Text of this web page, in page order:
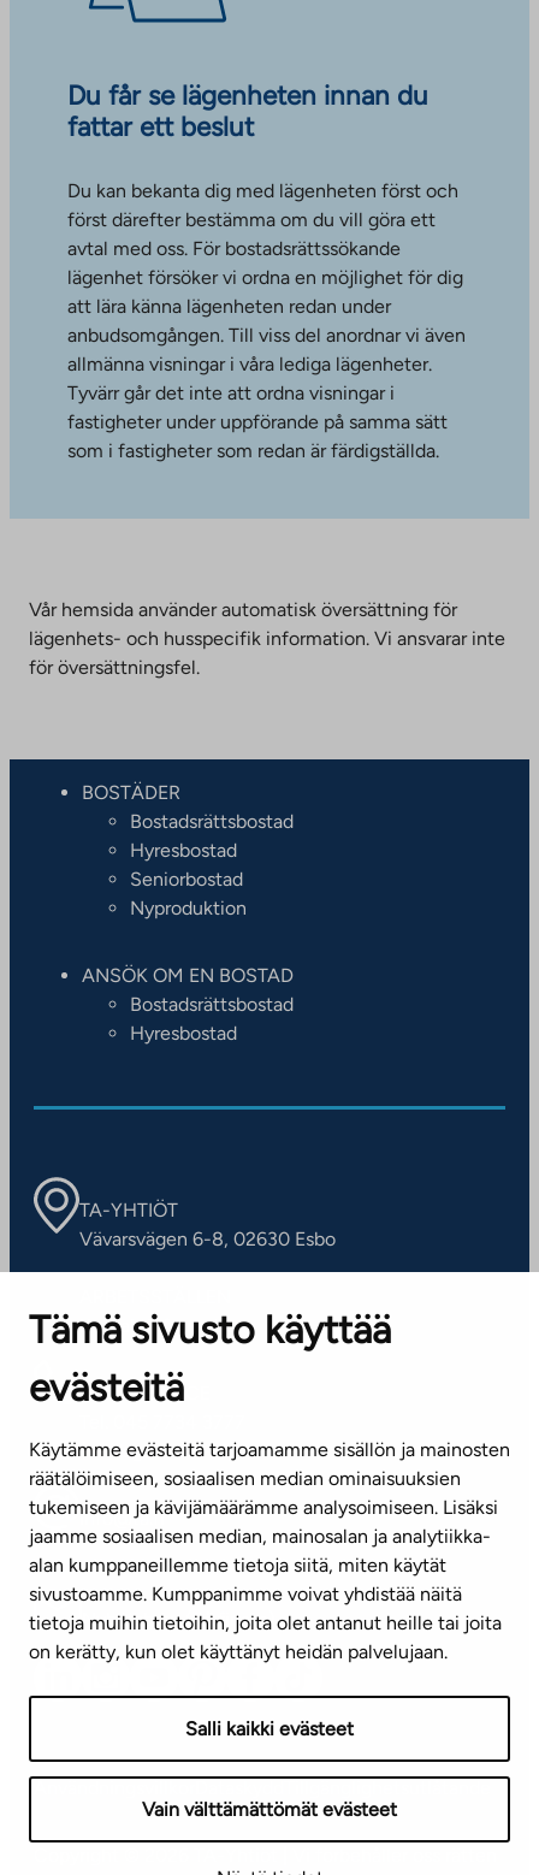
Tämä sivusto käyttää
evästeitä
Käytämme evästeitä tarjoamamme sisällön ja mainosten
räätälöimiseen, sosiaalisen median ominaisuuksien
tukemiseen ja kävijämäärämme analysoimiseen. Lisäksi
jaamme sosiaalisen median, mainosalan ja analytiikka-
alan kumppaneillemme tietoja siitä, miten käytät
sivustoamme. Kumppanimme voivat yhdistää näitä
tietoja muihin tietoihin, joita olet antanut heille tai joita
on kerätty, kun olet käyttänyt heidän palvelujaan.
Salli kaikki evästeet
Vain välttämättömät evästeet
Du får se lägenheten innan du
fattar ett beslut
Du kan bekanta dig med lägenheten först och
först därefter bestämma om du vill göra ett
avtal med oss. För bostadsrättssökande
lägenhet försöker vi ordna en möjlighet för dig
att lära känna lägenheten redan under
anbudsomgången. Till viss del anordnar vi även
allmänna visningar i våra lediga lägenheter.
Tyvärr går det inte att ordna visningar i
fastigheter under uppförande på samma sätt
som i fastigheter som redan är färdigställda.
Vår hemsida använder automatisk översättning för
lägenhets- och husspecifik information. Vi ansvarar inte
för översättningsfel.
BOSTÄDER
Bostadsrättsbostad
Hyresbostad
Seniorbostad
Nyproduktion
ANSÖK OM EN BOSTAD
Bostadsrättsbostad
Hyresbostad
TA-YHTIÖT
Vävarsvägen 6-8, 02630 Esbo
Kontaktinformation
KUNDSERVICE
(vardagar kl. 8–16)
info@ta.fi
Nyhetsbrev (på finska)